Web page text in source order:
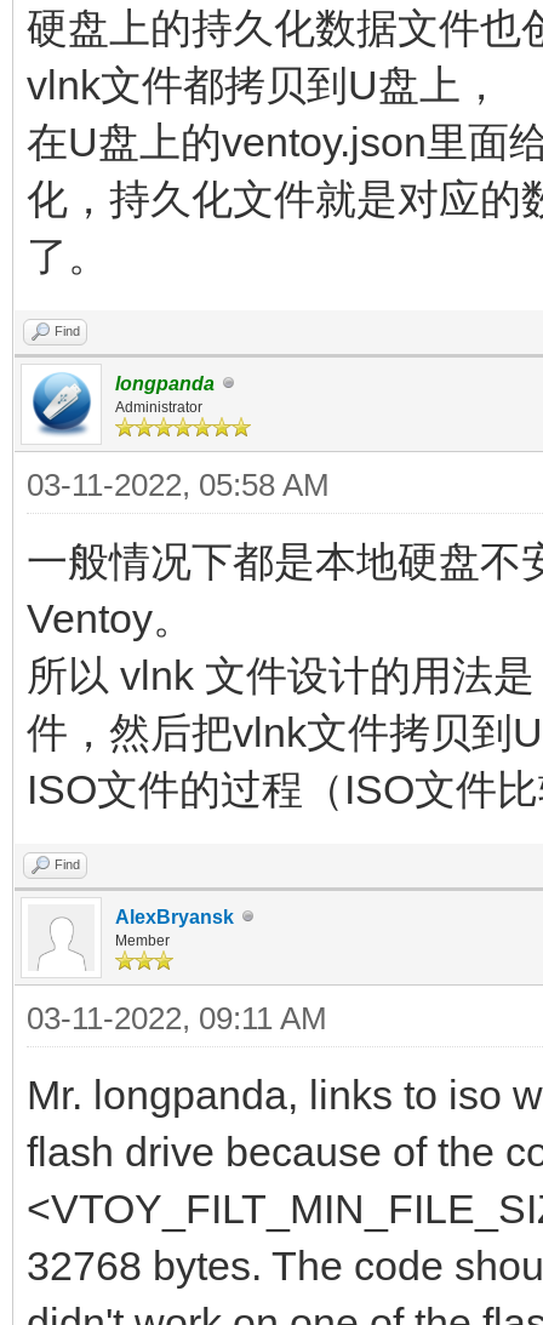
硬盘上的持久化数据文件也
vlnk文件都拷贝到U盘上，
在U盘上的ventoy.json里面
化，持久化文件就是对应的
了。
Find
longpanda
Administrator
03-11-2022, 05:58 AM
一般情况下都是本地硬盘不
Ventoy。
所以 vlnk 文件设计的用法
件，然后把vlnk文件拷贝到
ISO文件的过程（ISO文件
Find
AlexBryansk
Member
03-11-2022, 09:11 AM
Mr. longpanda, links to iso
flash drive because of the
32768 bytes. The code